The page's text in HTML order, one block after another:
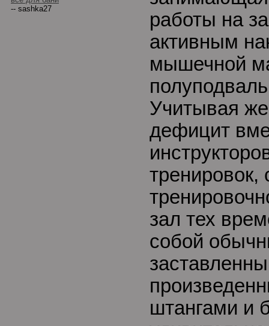
-- sashka27
работы на
активным
мышечной
Учитывая
дефицит
тренировок,
зал тех
собой
штангами и